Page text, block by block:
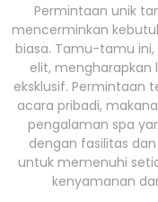
Permintaan unik
mencerminkan
biasa. Tamu-tamu ini,
elit, mengharapkan
eksklusif. Permintaan
acara pribadi,
pengalaman spa
dengan fasilitas
untuk memenuhi
kenyamanan